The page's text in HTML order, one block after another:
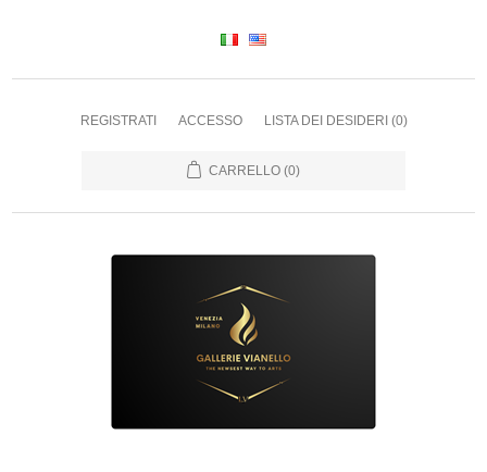
REGISTRATI ACCESSO LISTA DEI DESIDERI (0)
CARRELLO (0)